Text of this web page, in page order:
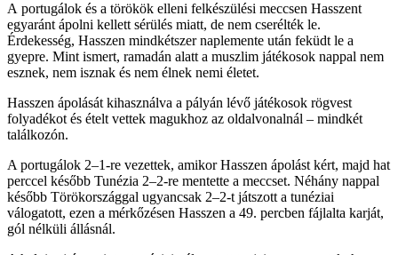
A portugálok és a törökök elleni felkészülési meccsen Hasszent
egyaránt ápolni kellett sérülés miatt, de nem cserélték le.
Érdekesség, Hasszen mindkétszer naplemente után feküdt le a
gyepre. Mint ismert, ramadán alatt a muszlim játékosok nappal nem
esznek, nem isznak és nem élnek nemi életet.
Hasszen ápolását kihasználva a pályán lévő játékosok rögvest
folyadékot és ételt vettek magukhoz az oldalvonalnál – mindkét
találkozón.
A portugálok 2–1-re vezettek, amikor Hasszen ápolást kért, majd hat
perccel később Tunézia 2–2-re mentette a meccset. Néhány nappal
később Törökországgal ugyancsak 2–2-t játszott a tunéziai
válogatott, ezen a mérkőzésen Hasszen a 49. percben fájlalta karját,
gól nélküli állásnál.